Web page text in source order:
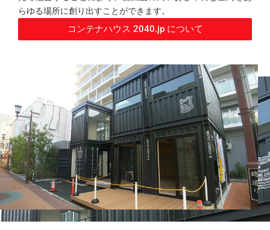
らゆる場所に創り出すことができます。
コンテナハウス 2040.jp について